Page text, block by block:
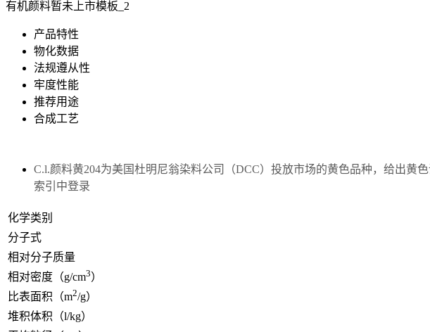
有机颜料暂未上市模板_2
产品特性
物化数据
法规遵从性
牢度性能
推荐用途
合成工艺
C.l.颜料黄204为美国杜明尼翁染料公司（DCC）投放市场的黄色品种，给出
索引中登录
化学类别
分子式
相对分子质量
相对密度（g/cm3）
比表面积（m2/g）
堆积体积（l/kg）